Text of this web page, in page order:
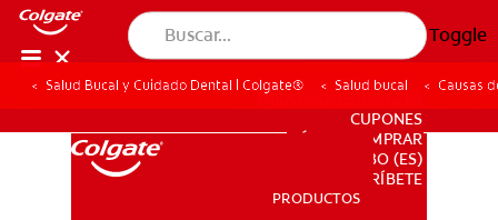
Toggle
PRODUCTOS
PARA PROFESIONALES
CUPONES
DÓNDE COMPRAR
BO (ES)
SUSCRÍBETE
PRODUCTOS
Salud Bucal y Cuidado Dental | Colgate® Salud bucal Causas